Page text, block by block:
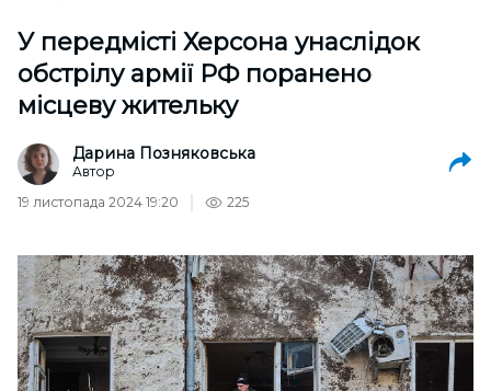
У передмісті Херсона унаслідок
обстрілу армії РФ поранено
місцеву жительку
Дарина Позняковська
Автор
19 листопада 2024 19:20
225